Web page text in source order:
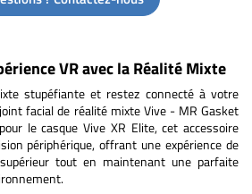
VR avec la Réalité Mixte
stupéfiante et restez connecté à votre
facial de réalité mixte Vive - MR Gasket
le casque Vive XR Elite, cet accessoire
périphérique, offrant une expérience de
tout en maintenant une parfaite